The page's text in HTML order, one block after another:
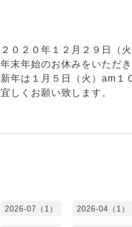
２０２０年１２月２９日（火
年末年始のお休みをいただき
新年は１月５日（火）am１
宜しくお願い致します。
2026-07（1） 2026-04（1）